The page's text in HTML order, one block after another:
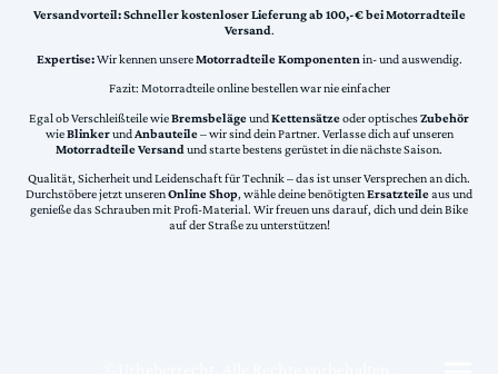
Versandvorteil:Schneller kostenloser Lieferung ab 100,-€ bei Motorradteile
Versand.
Expertise:Wir kennen unsereMotorradteile Komponentenin- und auswendig.
Fazit: Motorradteile online bestellen war nie einfacher
Egal ob Verschleißteile wieBremsbelägeundKettensätzeoder optischesZubehör
wieBlinkerundAnbauteile– wir sind dein Partner. Verlasse dich auf unseren
Motorradteile Versand und starte bestens gerüstet in die nächste Saison.
Qualität, Sicherheit und Leidenschaft für Technik – das ist unser Versprechen an dich.
Durchstöbere jetzt unserenOnline Shop, wähle deine benötigtenErsatzteileaus und
genieße das Schrauben mit Profi-Material. Wir freuen uns darauf, dich und dein Bike
auf der Straße zu unterstützen!